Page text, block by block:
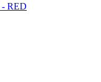
RED